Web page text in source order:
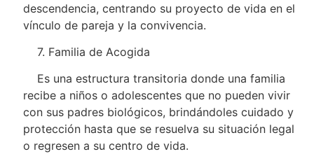
descendencia, centrando su proyecto de vida en el
vínculo de pareja y la convivencia.
7. Familia de Acogida
Es una estructura transitoria donde una familia
recibe a niños o adolescentes que no pueden vivir
con sus padres biológicos, brindándoles cuidado y
protección hasta que se resuelva su situación legal
o regresen a su centro de vida.